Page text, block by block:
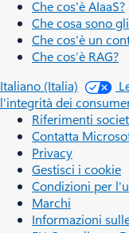
Che cos'è AIaaS?
Che cosa sono
Che cos'è un
Che cos’è RAG?
Italiano (Italia)
l'integrità dei
Riferimenti
Contatta
Privacy
Gestisci i cookie
Condizioni per
Marchi
Informazioni